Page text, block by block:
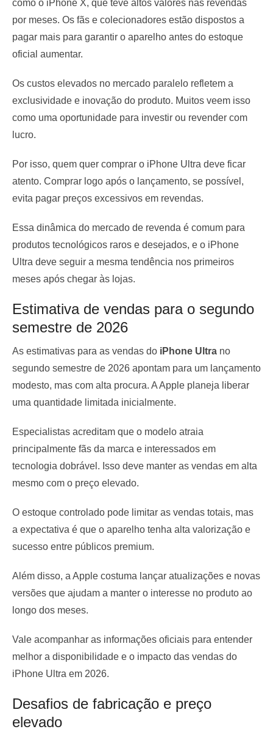
como o iPhone X, que teve altos valores nas revendas
por meses. Os fãs e colecionadores estão dispostos a
pagar mais para garantir o aparelho antes do estoque
oficial aumentar.
Os custos elevados no mercado paralelo refletem a
exclusividade e inovação do produto. Muitos veem isso
como uma oportunidade para investir ou revender com
lucro.
Por isso, quem quer comprar o iPhone Ultra deve ficar
atento. Comprar logo após o lançamento, se possível,
evita pagar preços excessivos em revendas.
Essa dinâmica do mercado de revenda é comum para
produtos tecnológicos raros e desejados, e o iPhone
Ultra deve seguir a mesma tendência nos primeiros
meses após chegar às lojas.
Estimativa de vendas para o segundo
semestre de 2026
As estimativas para as vendas do iPhone Ultra no
segundo semestre de 2026 apontam para um lançamento
modesto, mas com alta procura. A Apple planeja liberar
uma quantidade limitada inicialmente.
Especialistas acreditam que o modelo atraia
principalmente fãs da marca e interessados em
tecnologia dobrável. Isso deve manter as vendas em alta
mesmo com o preço elevado.
O estoque controlado pode limitar as vendas totais, mas
a expectativa é que o aparelho tenha alta valorização e
sucesso entre públicos premium.
Além disso, a Apple costuma lançar atualizações e novas
versões que ajudam a manter o interesse no produto ao
longo dos meses.
Vale acompanhar as informações oficiais para entender
melhor a disponibilidade e o impacto das vendas do
iPhone Ultra em 2026.
Desafios de fabricação e preço
elevado